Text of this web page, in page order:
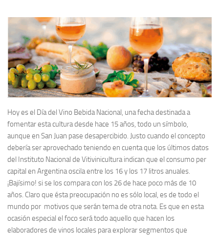
Hoy es el Día del Vino Bebida Nacional, una fecha destinada a
fomentar esta cultura desde hace 15 años, todo un símbolo,
aunque en San Juan pase desapercibido. Justo cuando el concepto
debería ser aprovechado teniendo en cuenta que los últimos datos
del Instituto Nacional de Vitivinicultura indican que el consumo per
capital en Argentina oscila entre los 16 y los 17 litros anuales.
¡Bajísimo! si se los compara con los 26 de hace poco más de 10
años. Claro que ésta preocupación no es sólo local, es de todo el
mundo por motivos que serán tema de otra nota. Es que en esta
ocasión especial el foco será todo aquello que hacen los
elaboradores de vinos locales para explorar segmentos que